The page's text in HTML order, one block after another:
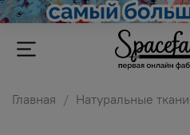
Главная Натуральные